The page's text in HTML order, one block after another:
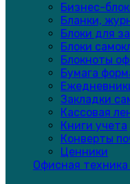
Бизнес-
Бланки,
Блоки для
Блоки
Блокноты
Бумага
Закладки
Кассовая
Книги учета
Конверты
Ценники
Офисная